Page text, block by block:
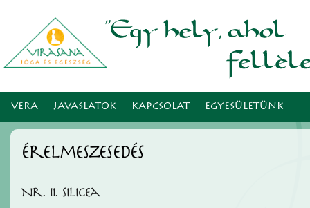
VERA JAVASLATOK KAPCSOLAT EGYESÜLETÜNK
érelmeszesedés
Nr. 11. Silicea